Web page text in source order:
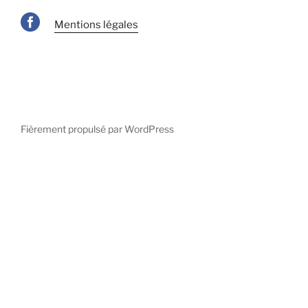
Mentions légales
Fièrement propulsé par WordPress